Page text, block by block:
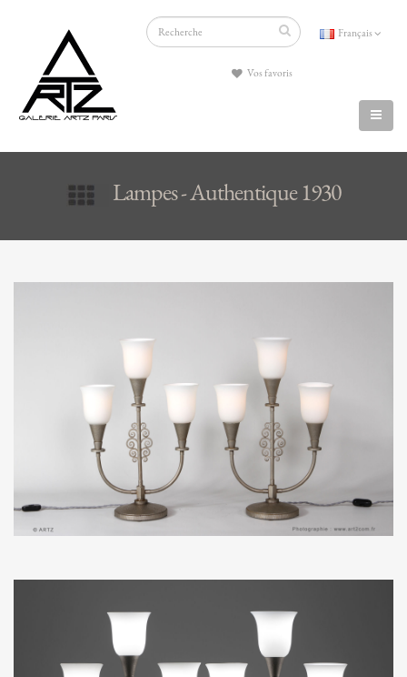
Français
Vos favoris
Lampes - Authentique 1930